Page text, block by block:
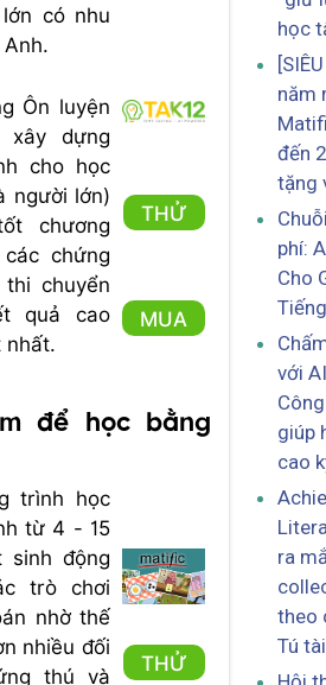
có nhu
Ôn luyện
xây dựng
cho học
người lớn)
chương
chứng
chuyển
quả cao
nhất.
THỬ
MUA
để học bằng
trình học
từ 4 - 15
sinh động
trò chơi
nhờ thế
nhiều đối
thú và
THỬ
học
năm
đến
tặng
phí:
Cho
với
giúp
cao
ra
theo
Tú